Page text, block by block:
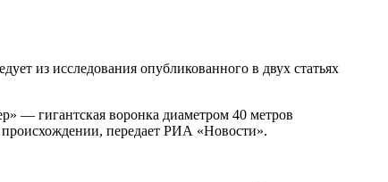
из исследования опубликованного в двух статьях
— гигантская воронка диаметром 40 метров
передает РИА «Новости».